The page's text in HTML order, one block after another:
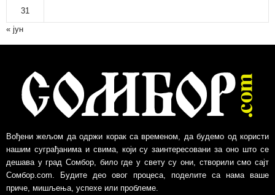
31
« јун
Вођени жељом да одржи корак са временом, да будемо од користи
нашим суграђанима и свима, који су заинтересовани за оно што се
дешава у град Сомбор, било где у свету су они, створили смо сајт
Сомбор.com. Будите део овог процеса, поделите са нама ваше
приче, мишљења, успехе или проблеме.